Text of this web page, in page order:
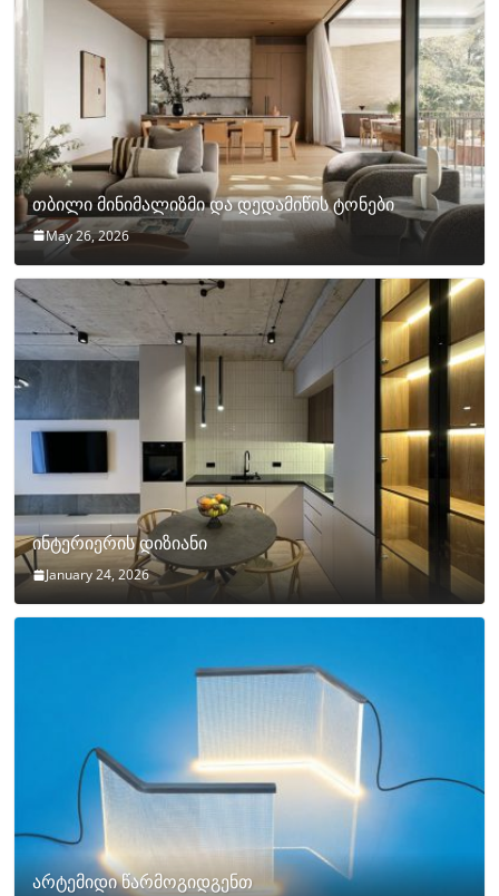
თბილი მინიმალიზმი და დედამიწის ტონები
May 26, 2026
ინტერიერის დიზიანი
January 24, 2026
არტემიდი წარმოგიდგენთ